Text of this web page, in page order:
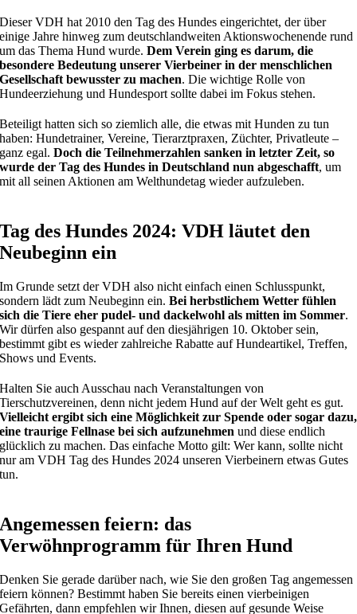
Dieser VDH hat 2010 den Tag des Hundes eingerichtet, der über
einige Jahre hinweg zum deutschlandweiten Aktionswochenende rund
um das Thema Hund wurde.Dem Verein ging es darum, die
besondere Bedeutung unserer Vierbeiner in der menschlichen
Gesellschaft bewusster zu machen. Die wichtige Rolle von
Hundeerziehung und Hundesport sollte dabei im Fokus stehen.
Beteiligt hatten sich so ziemlich alle, die etwas mit Hunden zu tun
haben: Hundetrainer, Vereine, Tierarztpraxen, Züchter, Privatleute –
ganz egal.Doch die Teilnehmerzahlen sanken in letzter Zeit, so
wurde der Tag des Hundes in Deutschland nun abgeschafft, um
mit all seinen Aktionen am Welthundetag wieder aufzuleben.
Tag des Hundes 2024: VDH läutet den
Neubeginn ein
Im Grunde setzt der VDH also nicht einfach einen Schlusspunkt,
sondern lädt zum Neubeginn ein.Bei herbstlichem Wetter fühlen
sich die Tiere eher pudel- und dackelwohl als mitten im Sommer.
Wir dürfen also gespannt auf den diesjährigen 10. Oktober sein,
bestimmt gibt es wieder zahlreiche Rabatte auf Hundeartikel, Treffen,
Shows und Events.
Halten Sie auch Ausschau nach Veranstaltungen von
Tierschutzvereinen, denn nicht jedem Hund auf der Welt geht es gut.
Vielleicht ergibt sich eine Möglichkeit zur Spende oder sogar dazu,
eine traurige Fellnase bei sich aufzunehmen und diese endlich
glücklich zu machen. Das einfache Motto gilt: Wer kann, sollte nicht
nur am VDH Tag des Hundes 2024 unseren Vierbeinern etwas Gutes
tun.
Angemessen feiern: das
Verwöhnprogramm für Ihren Hund
Denken Sie gerade darüber nach, wie Sie den großen Tag angemessen
feiern können? Bestimmt haben Sie bereits einen vierbeinigen
Gefährten, dann empfehlen wir Ihnen, diesen auf gesunde Weise